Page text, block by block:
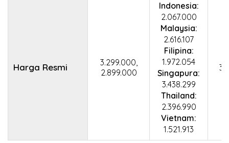
Harga Resmi
3.299.000,
2.899.000
Indonesia:
2.067.000
Malaysia:
2.616.107
Filipina:
1.972.054
Singapura:
3.438.299
Thailand:
2.396.990
Vietnam:
1.521.913